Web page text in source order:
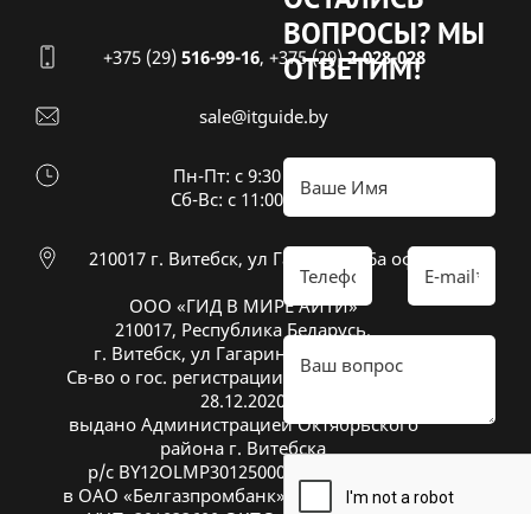
+375 (29) 516-99-16, +375 (29)2-028-028
sale@itguide.by
Пн-Пт: с 9:30 до 18:30
Cб-Вс: с 11:00 до 16:00
210017 г. Витебск, ул Гагарина 26а оф 20
ООО «ГИД В МИРЕ АЙТИ»
210017, Республика Беларусь,
г. Витебск, ул Гагарина 26А, оф. 20
Св-во о гос. регистрации № 391833600 от
28.12.2020
выдано Администрацией Октябрьского
района г. Витебска
р/с BY12OLMP30125000269700000933
в ОАО «Белгазпромбанк», код OLMPBY2X
ВОПРОСЫ? МЫ
ОТВЕТИМ!